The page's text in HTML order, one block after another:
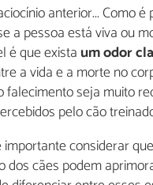
anterior... Como
a pessoa está viva ou
é que exista um odor
a vida e a morte no
falecimento seja muito
pelo cão
importante considerar
dos cães podem